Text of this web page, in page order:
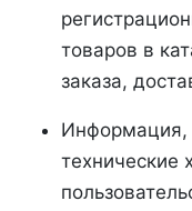
товаров в
заказа,
Информация,
технические